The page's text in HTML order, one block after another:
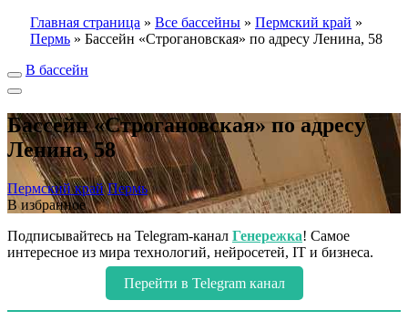
Главная страница » Все бассейны » Пермский край »
Пермь » Бассейн «Строгановская» по адресу Ленина, 58
В бассейн
Бассейн «Строгановская» по адресу
Ленина, 58
Пермский край Пермь
В избранное
Подписывайтесь на Telegram-канал Генережка! Самое
интересное из мира технологий, нейросетей, IT и бизнеса.
Перейти в Telegram канал